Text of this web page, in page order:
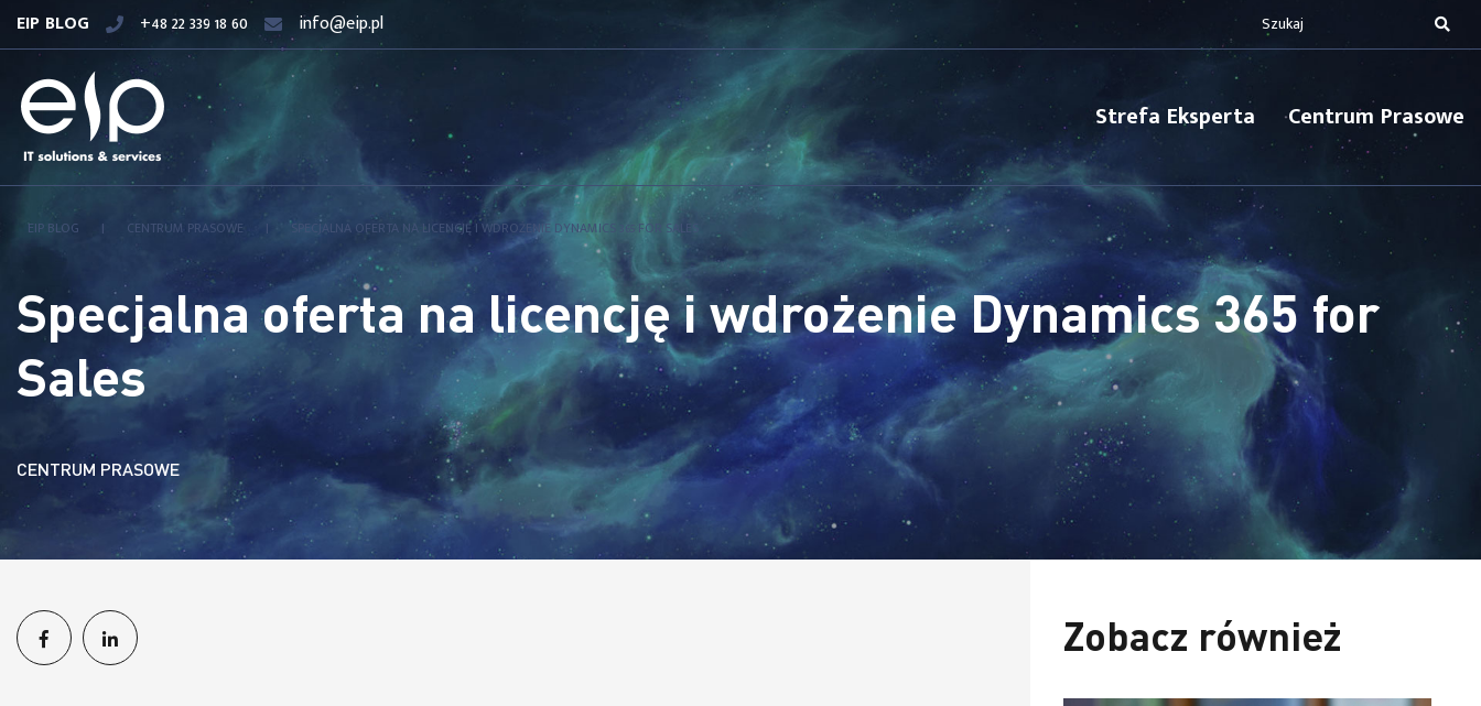
EIP BLOG +48 22 339 18 60 info@eip.pl
Strefa Eksperta Centrum Prasowe
EIP BLOG | CENTRUM PRASOWE | SPECJALNA OFERTA NA LICENCJĘ I WDROŻENIE DYNAMICS 365 FOR SALES
Specjalna oferta na licencję i wdrożenie Dynamics 365 for
Sales
CENTRUM PRASOWE
Zobacz również